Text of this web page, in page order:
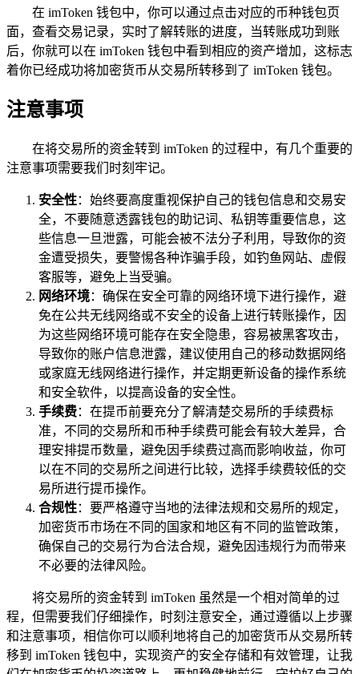
在 imToken 钱包中，你可以通过点击对应的币种钱包页
面，查看交易记录，实时了解转账的进度，当转账成功到账
后，你就可以在 imToken 钱包中看到相应的资产增加，这标志
着你已经成功将加密货币从交易所转移到了 imToken 钱包。
注意事项
在将交易所的资金转到 imToken 的过程中，有几个重要的
注意事项需要我们时刻牢记。
安全性：始终要高度重视保护自己的钱包信息和交易安
全，不要随意透露钱包的助记词、私钥等重要信息，这
些信息一旦泄露，可能会被不法分子利用，导致你的资
金遭受损失，要警惕各种诈骗手段，如钓鱼网站、虚假
客服等，避免上当受骗。
网络环境：确保在安全可靠的网络环境下进行操作，避
免在公共无线网络或不安全的设备上进行转账操作，因
为这些网络环境可能存在安全隐患，容易被黑客攻击，
导致你的账户信息泄露，建议使用自己的移动数据网络
或家庭无线网络进行操作，并定期更新设备的操作系统
和安全软件，以提高设备的安全性。
手续费：在提币前要充分了解清楚交易所的手续费标
准，不同的交易所和币种手续费可能会有较大差异，合
理安排提币数量，避免因手续费过高而影响收益，你可
以在不同的交易所之间进行比较，选择手续费较低的交
易所进行提币操作。
合规性：要严格遵守当地的法律法规和交易所的规定，
加密货币市场在不同的国家和地区有不同的监管政策，
确保自己的交易行为合法合规，避免因违规行为而带来
不必要的法律风险。
将交易所的资金转到 imToken 虽然是一个相对简单的过
程，但需要我们仔细操作，时刻注意安全，通过遵循以上步骤
和注意事项，相信你可以顺利地将自己的加密货币从交易所转
移到 imToken 钱包中，实现资产的安全存储和有效管理，让我